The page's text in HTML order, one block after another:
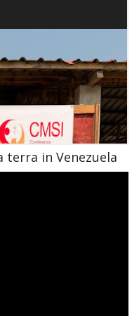
terra in Venezuela